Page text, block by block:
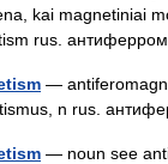
kai magnetiniai
rus.
—
n rus.
— noun see